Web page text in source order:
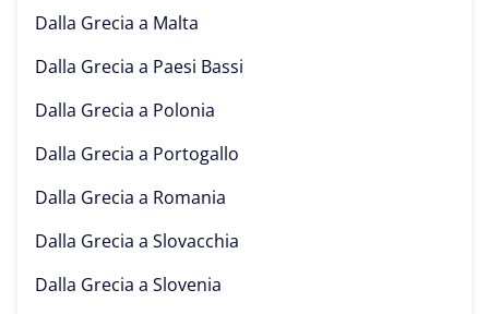
Dalla Grecia a Malta
Dalla Grecia a Paesi Bassi
Dalla Grecia a Polonia
Dalla Grecia a Portogallo
Dalla Grecia a Romania
Dalla Grecia a Slovacchia
Dalla Grecia a Slovenia